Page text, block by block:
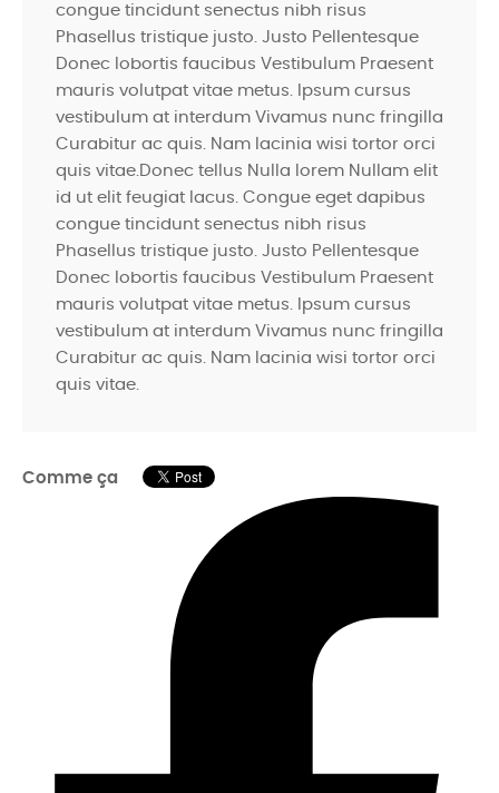
congue tincidunt senectus nibh risus
Phasellus tristique justo. Justo Pellentesque
Donec lobortis faucibus Vestibulum Praesent
mauris volutpat vitae metus. Ipsum cursus
vestibulum at interdum Vivamus nunc fringilla
Curabitur ac quis. Nam lacinia wisi tortor orci
quis vitae.Donec tellus Nulla lorem Nullam elit
id ut elit feugiat lacus. Congue eget dapibus
congue tincidunt senectus nibh risus
Phasellus tristique justo. Justo Pellentesque
Donec lobortis faucibus Vestibulum Praesent
mauris volutpat vitae metus. Ipsum cursus
vestibulum at interdum Vivamus nunc fringilla
Curabitur ac quis. Nam lacinia wisi tortor orci
quis vitae.
Comme ça